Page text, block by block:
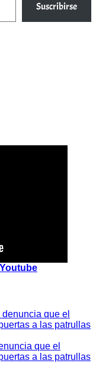
Suscribirse
que el
a las patrullas